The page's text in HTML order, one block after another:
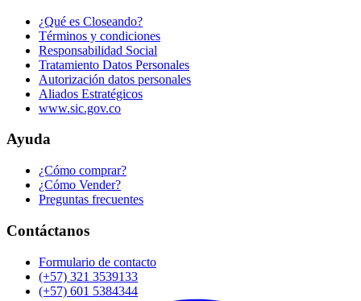
¿Qué es Closeando?
Términos y condiciones
Responsabilidad Social
Tratamiento Datos Personales
Autorización datos personales
Aliados Estratégicos
www.sic.gov.co
Ayuda
¿Cómo comprar?
¿Cómo Vender?
Preguntas frecuentes
Contáctanos
Formulario de contacto
(+57) 321 3539133
(+57) 601 5384344